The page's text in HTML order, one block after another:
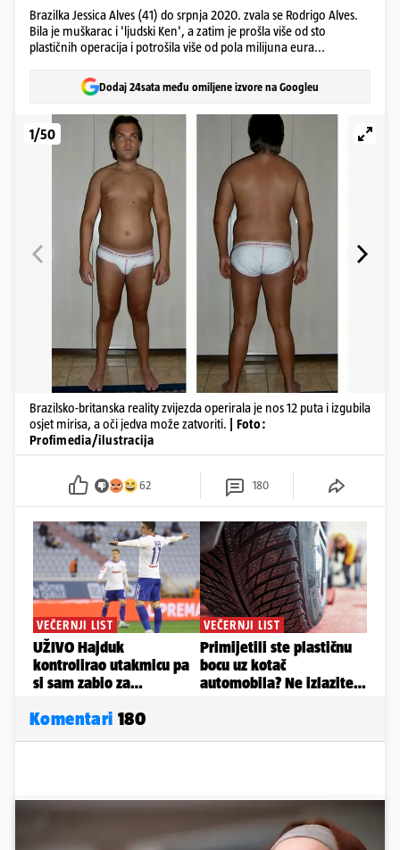
Brazilka Jessica Alves (41) do srpnja 2020. zvala se Rodrigo Alves.
Bila je muškarac i 'ljudski Ken', a zatim je prošla više od sto
plastičnih operacija i potrošila više od pola milijuna eura...
Dodaj 24sata među omiljene izvore na Googleu
1/50
Brazilsko-britanska reality zvijezda operirala je nos 12 puta i izgubila
osjet mirisa, a oči jedva može zatvoriti.
| Foto:
Profimedia/ilustracija
62 180
Komentari 180